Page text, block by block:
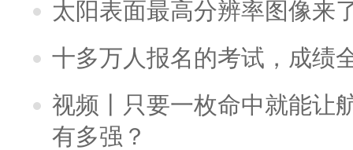
太阳表面最高分辨率图像来
十多万人报名的考试，成绩
视频丨只要一枚命中就能让
有多强？